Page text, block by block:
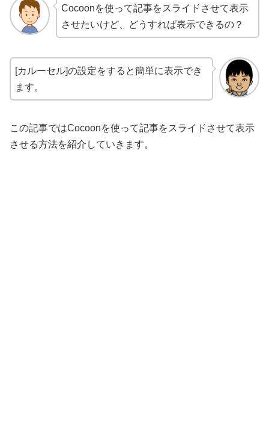
Cocoonを使って記事をスライドさせて表示
させたいけど、どうすれば表示できるの？
[カルーセル]の設定をすると簡単に表示でき
ます。
この記事ではCocoonを使って記事をスライドさせて表示
させる方法を紹介していきます。